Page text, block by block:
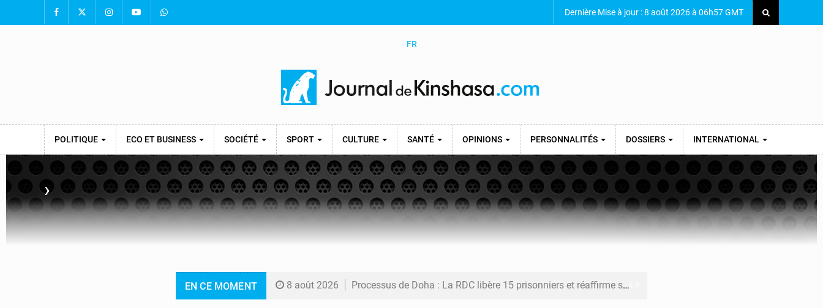
Dernière Mise à jour : 8 août 2026 à 06h57 GMT
FR
POLITIQUE ECO ET BUSINESS SOCIÉTÉ SPORT CULTURE SANTÉ OPINIONS PERSONNALITÉS DOSSIERS INTERNATIONAL
›
EN CE MOMENT 8 août 2026 Processus de Doha : La RDC libère 15 prisonniers et réaffirme sa détermination à respecter ses engagements